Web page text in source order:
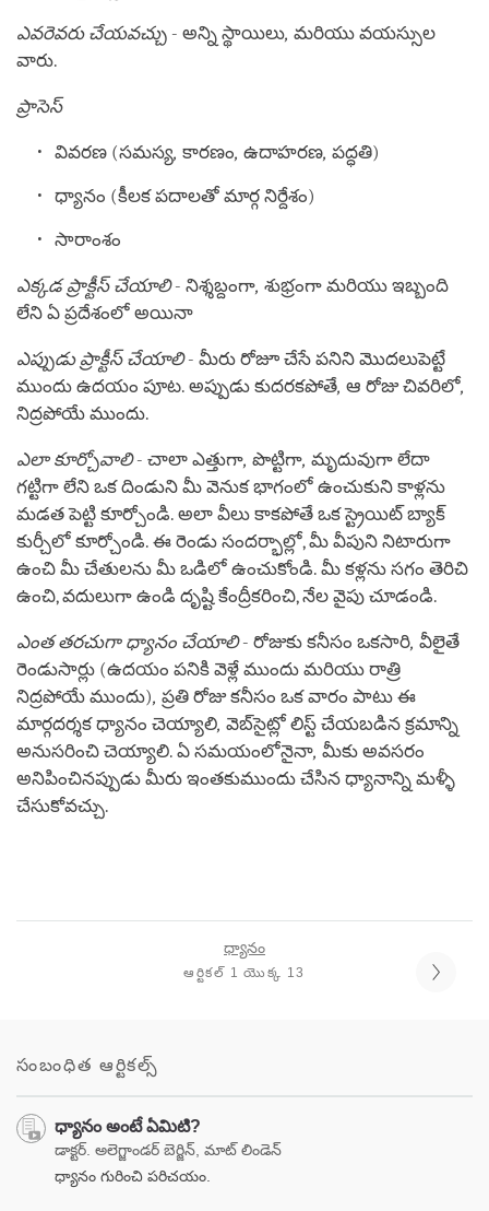
ఎవరెవరు చేయవచ్చు - అన్ని స్థాయిలు, మరియు వయస్సుల
వారు.
ప్రాసెస్
వివరణ (సమస్య,కారణం,ఉదాహరణ,పద్ధతి)
ధ్యానం (కీలక పదాలతో మార్గ నిర్దేశం)
సారాంశం
ఎక్కడ ప్రాక్టీస్ చేయాలి- నిశ్శబ్దంగా, శుభ్రంగా మరియు ఇబ్బంది
లేని ఏ ప్రదేశంలో అయినా
ఎప్పుడు ప్రాక్టీస్ చేయాలి- మీరు రోజూ చేసే పనిని మొదలుపెట్టే
ముందు ఉదయం పూట. అప్పుడు కుదరకపోతే, ఆ రోజు చివరిలో,
నిద్రపోయే ముందు.
ఎలా కూర్చోవాలి- చాలా ఎత్తుగా, పొట్టిగా, మృదువుగా లేదా
గట్టిగా లేని ఒక దిండుని మీ వెనుక భాగంలో ఉంచుకుని కాళ్లను
మడత పెట్టి కూర్చోండి. అలా వీలు కాకపోతే ఒక స్ట్రెయిట్ బ్యాక్
కుర్చీలో కూర్చోండి. ఈ రెండు సందర్భాల్లో, మీ వీపుని నిటారుగా
ఉంచి మీ చేతులను మీ ఒడిలో ఉంచుకోండి. మీ కళ్లను సగం తెరిచి
ఉంచి, వదులుగా ఉండి దృష్టి కేంద్రీకరించి, నేల వైపు చూడండి.
ఎంత తరచుగా ధ్యానం చేయాలి- రోజుకు కనీసం ఒకసారి, వీలైతే
రెండుసార్లు (ఉదయం పనికి వెళ్లే ముందు మరియు రాత్రి
నిద్రపోయే ముందు), ప్రతి రోజు కనీసం ఒక వారం పాటు ఈ
మార్గదర్శక ధ్యానం చెయ్యాలి, వెబ్‌సైట్లో లిస్ట్ చేయబడిన క్రమాన్ని
అనుసరించి చెయ్యాలి. ఏ సమయంలోనైనా, మీకు అవసరం
అనిపించినప్పుడు మీరు ఇంతకుముందు చేసిన ధ్యానాన్ని మళ్ళీ
చేసుకోవచ్చు.
ధ్యానం
ఆర్టికల్ 1 యొక్క 13
సంబంధిత ఆర్టికల్స్
ధ్యానం అంటే ఏమిటి?
డాక్టర్. అలెగ్జాండర్ బెర్జిన్, మాట్ లిండెన్
ధ్యానం గురించి పరిచయం.